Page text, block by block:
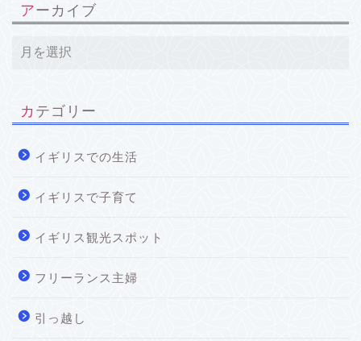
アーカイブ
カテゴリー
イギリスでの生活
イギリスで子育て
イギリス観光スポット
フリーランス主婦
引っ越し